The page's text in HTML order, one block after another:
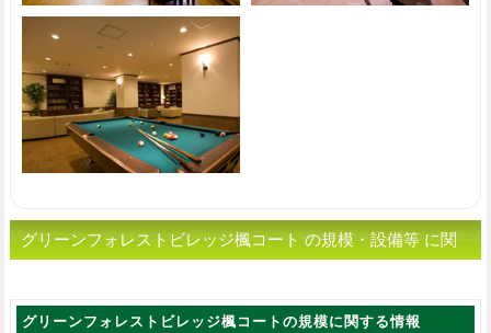
グリーンフォレストビレッジ楓コート の規模・設備等 に関
グリーンフォレストビレッジ楓コートの規模に関する情報